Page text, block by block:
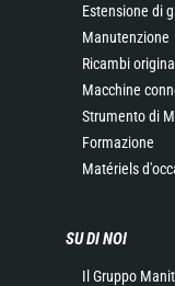
Estensione di
Manutenzione
Ricambi
Macchine
Strumento di
Formazione
Matériels
SU DI NOI
Il Gruppo